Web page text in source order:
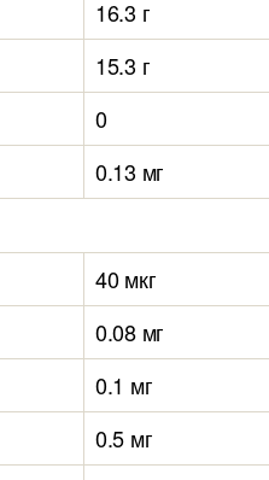
16.3 г
15.3 г
0
0.13 мг
40 мкг
0.08 мг
0.1 мг
0.5 мг